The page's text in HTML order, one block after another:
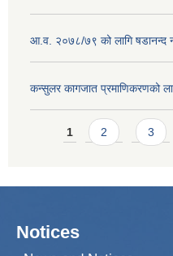
आ.व. २०७८/७९ को लागि षडानन्द
कन्सुलर कागजात प्रमाणिकरणको
Pages
1 2 3
Notices